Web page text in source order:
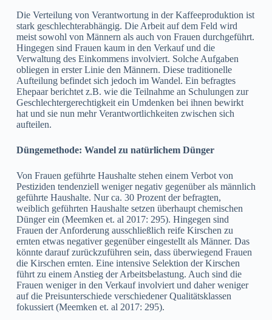
Die Verteilung von Verantwortung in der Kaffeeproduktion ist
stark geschlechterabhängig. Die Arbeit auf dem Feld wird
meist sowohl von Männern als auch von Frauen durchgeführt.
Hingegen sind Frauen kaum in den Verkauf und die
Verwaltung des Einkommens involviert. Solche Aufgaben
obliegen in erster Linie den Männern. Diese traditionelle
Aufteilung befindet sich jedoch im Wandel. Ein befragtes
Ehepaar berichtet z.B. wie die Teilnahme an Schulungen zur
Geschlechtergerechtigkeit ein Umdenken bei ihnen bewirkt
hat und sie nun mehr Verantwortlichkeiten zwischen sich
aufteilen.
Düngemethode: Wandel zu natürlichem Dünger
Von Frauen geführte Haushalte stehen einem Verbot von
Pestiziden tendenziell weniger negativ gegenüber als männlich
geführte Haushalte. Nur ca. 30 Prozent der befragten,
weiblich geführten Haushalte setzen überhaupt chemischen
Dünger ein (Meemken et. al 2017: 295). Hingegen sind
Frauen der Anforderung ausschließlich reife Kirschen zu
ernten etwas negativer gegenüber eingestellt als Männer. Das
könnte darauf zurückzuführen sein, dass überwiegend Frauen
die Kirschen ernten. Eine intensive Selektion der Kirschen
führt zu einem Anstieg der Arbeitsbelastung. Auch sind die
Frauen weniger in den Verkauf involviert und daher weniger
auf die Preisunterschiede verschiedener Qualitätsklassen
fokussiert (Meemken et. al 2017: 295).